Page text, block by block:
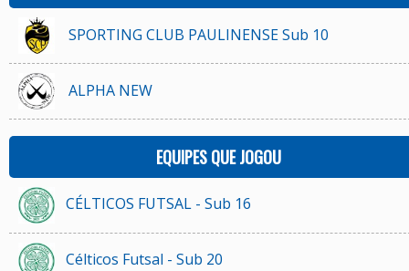
SPORTING CLUB PAULINENSE Sub 10
ALPHA NEW
EQUIPES QUE JOGOU
CÉLTICOS FUTSAL - Sub 16
Célticos Futsal - Sub 20